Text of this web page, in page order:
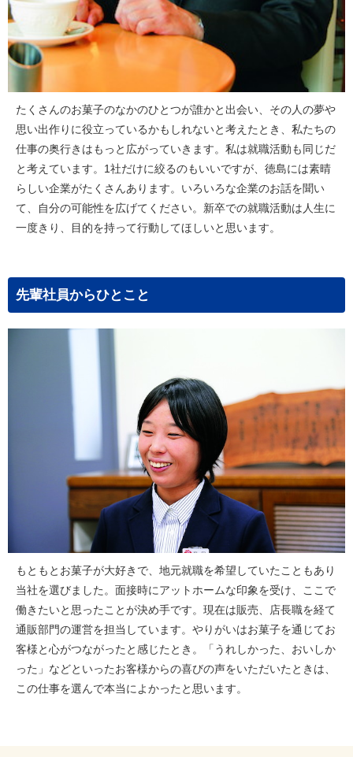
たくさんのお菓子のなかのひとつが誰かと出会い、その人の夢や
思い出作りに役立っているかもしれないと考えたとき、私たちの
仕事の奥行きはもっと広がっていきます。私は就職活動も同じだ
と考えています。1社だけに絞るのもいいですが、徳島には素晴
らしい企業がたくさんあります。いろいろな企業のお話を聞い
て、自分の可能性を広げてください。新卒での就職活動は人生に
一度きり、目的を持って行動してほしいと思います。
先輩社員からひとこと
もともとお菓子が大好きで、地元就職を希望していたこともあり
当社を選びました。面接時にアットホームな印象を受け、ここで
働きたいと思ったことが決め手です。現在は販売、店長職を経て
通販部門の運営を担当しています。やりがいはお菓子を通じてお
客様と心がつながったと感じたとき。「うれしかった、おいしか
った」などといったお客様からの喜びの声をいただいたときは、
この仕事を選んで本当によかったと思います。